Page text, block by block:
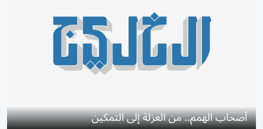
أصحاب الهمم.. من العزلة إلى التمكين